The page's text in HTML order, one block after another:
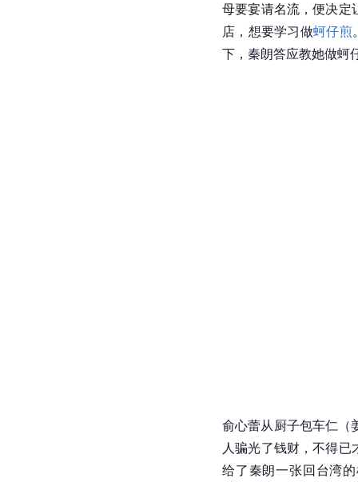
母要宴请名流，便决定
店，想要学习做蚵仔煎
下，秦朗答应教她做蚵
俞心蕾从厨子包车仁（
人骗光了钱财，不得已
给了秦朗一张回台湾